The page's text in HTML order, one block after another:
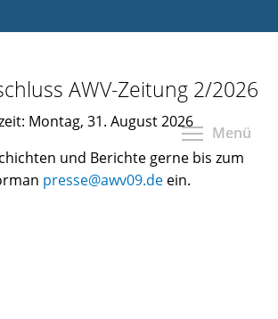
Menü
AWV-Zeitung 2/2026
Montag, 31. August 2026
und Berichte gerne bis zum
presse@awv09.de ein.